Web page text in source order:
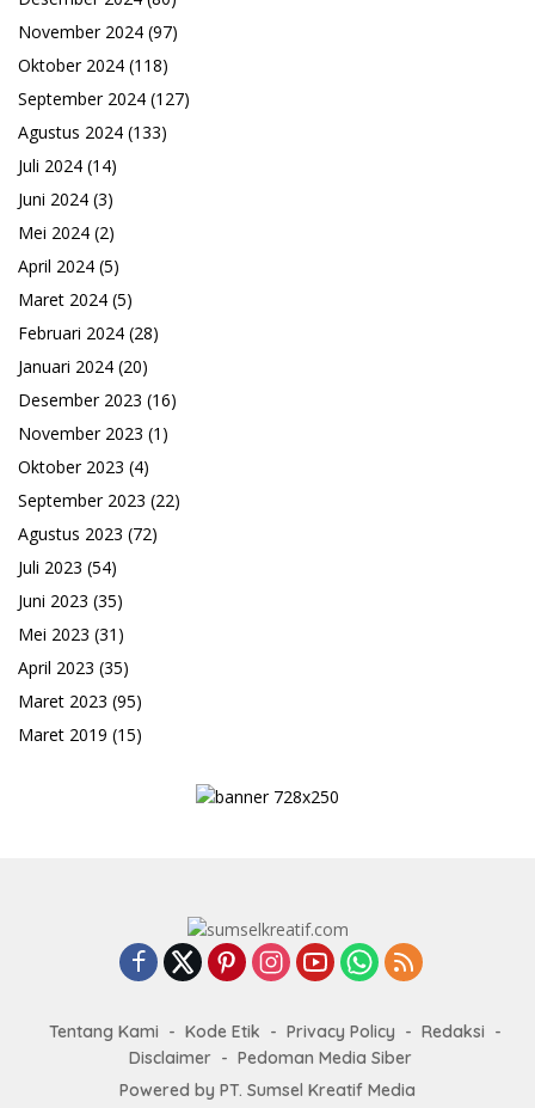
November 2024 (97)
Oktober 2024 (118)
September 2024 (127)
Agustus 2024 (133)
Juli 2024 (14)
Juni 2024 (3)
Mei 2024 (2)
April 2024 (5)
Maret 2024 (5)
Februari 2024 (28)
Januari 2024 (20)
Desember 2023 (16)
November 2023 (1)
Oktober 2023 (4)
September 2023 (22)
Agustus 2023 (72)
Juli 2023 (54)
Juni 2023 (35)
Mei 2023 (31)
April 2023 (35)
Maret 2023 (95)
Maret 2019 (15)
Tentang Kami Kode Etik Privacy Policy
Redaksi
Disclaimer
Pedoman Media Siber
Powered by PT. Sumsel Kreatif Media